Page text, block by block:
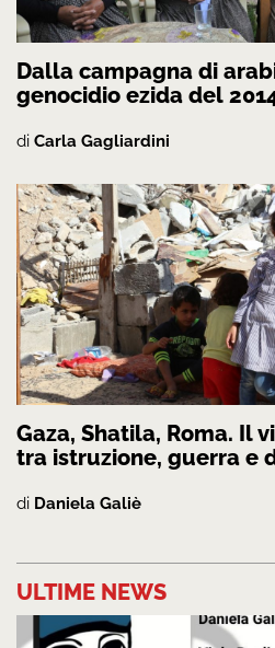
Dalla campagna di
genocidio ezida del
di Carla Gagliardini
Gaza, Shatila, Roma. Il
tra istruzione, guerra e
di Daniela Galiè
ULTIME NEWS